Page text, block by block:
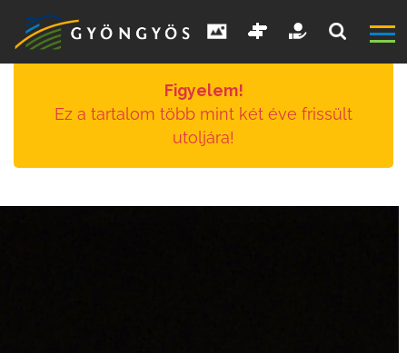
Figyelem!
Ez a tartalom több mint két éve frissült
utoljára!